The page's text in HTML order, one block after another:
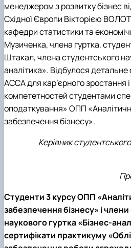
менеджером з розвитку бізнес
Східної Європи Вікторією
кафедри статистики та
Музиченка, члена гуртка,
Штакал, члена студентського
аналітика». Відбулося
АССА для кар’єрного зростання
компететностей студентами
оподаткування»ОПП
забезпечення бізнесу».
Керівник
Студенти 3 курсу ОПП
забезпечення бізнесу» і
наукового гуртка «Бізнес-
сертифікати практикуму